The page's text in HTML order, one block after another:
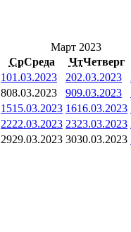
Март 2023
СрСреда ЧтЧетверг
101.03.2023 202.03.2023
808.03.2023 909.03.2023
1515.03.2023 1616.03.2023
2222.03.2023 2323.03.2023
2929.03.2023 3030.03.2023